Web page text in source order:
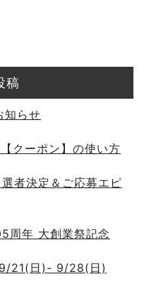
稿
知らせ
クーポン】の使い方
者決定＆ご応募エピ
周年 大創業祭記念
21(日)- 9/28(日)